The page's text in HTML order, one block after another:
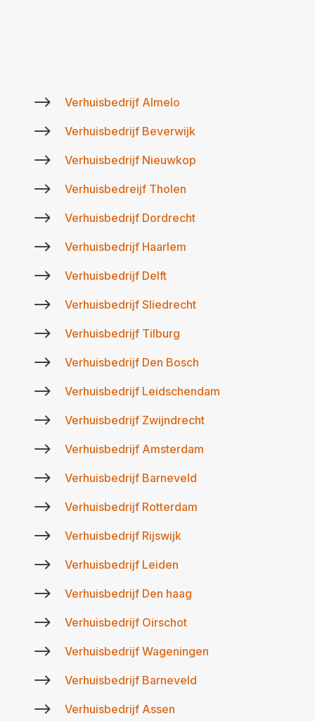
$ Verhuisbedrijf Almelo
$ Verhuisbedrijf Beverwijk
$ Verhuisbedrijf Nieuwkop
$ Verhuisbedreijf Tholen
$ Verhuisbedrijf Dordrecht
$ Verhuisbedrijf Haarlem
$ Verhuisbedrijf Delft
$ Verhuisbedrijf Sliedrecht
$ Verhuisbedrijf Tilburg
$ Verhuisbedrijf Den Bosch
$ Verhuisbedrijf Leidschendam
$ Verhuisbedrijf Zwijndrecht
$ Verhuisbedrijf Amsterdam
$ Verhuisbedrijf Barneveld
$ Verhuisbedrijf Rotterdam
$ Verhuisbedrijf Rijswijk
$ Verhuisbedrijf Leiden
$ Verhuisbedrijf Den haag
$ Verhuisbedrijf Oirschot
$ Verhuisbedrijf Wageningen
$ Verhuisbedrijf Barneveld
$ Verhuisbedrijf Assen